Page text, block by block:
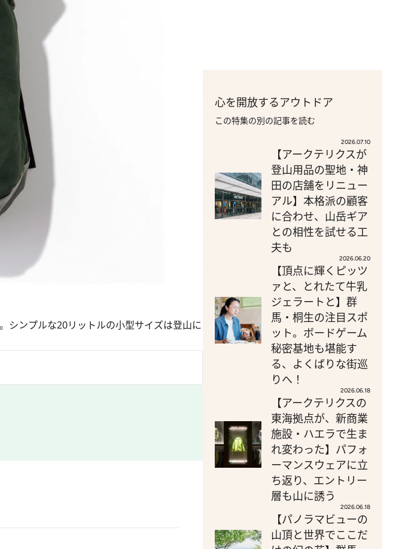
シンプルな20リットルの小型サイズは登山に
心を開放するアウトドア
この特集の別の記事を読む
2026.07.10
【アークテリクスが
登山用品の聖地・神
田の店舗をリニュー
アル】本格派の顧客
に合わせ、山岳ギア
との相性を試せる工
夫も
2026.06.20
【頂点に輝くピッツ
ァと、とれたて牛乳
ジェラートと】群
馬・桐生の注目スポ
ット。ボードゲーム
秘密基地も堪能す
る、よくばりな街巡
りへ！
2026.06.18
【アークテリクスの
東海拠点が、新商業
施設・ハエラで生ま
れ変わった】パフォ
ーマンスウェアに立
ち返り、エントリー
層も山に誘う
2026.06.18
【パノラマビューの
山頂と世界でここだ